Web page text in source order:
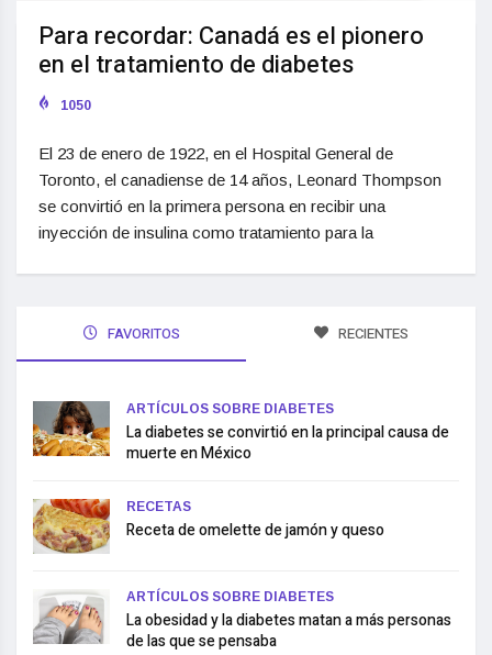
Para recordar: Canadá es el pionero
en el tratamiento de diabetes
1050
El 23 de enero de 1922, en el Hospital General de
Toronto, el canadiense de 14 años, Leonard Thompson
se convirtió en la primera persona en recibir una
inyección de insulina como tratamiento para la
FAVORITOS RECIENTES
ARTÍCULOS SOBRE DIABETES
La diabetes se convirtió en la principal causa de
muerte en México
RECETAS
Receta de omelette de jamón y queso
ARTÍCULOS SOBRE DIABETES
La obesidad y la diabetes matan a más personas
de las que se pensaba